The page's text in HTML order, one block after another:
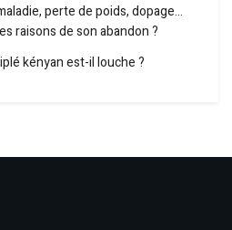
perte de poids, dopage…
raisons de son abandon ?
kényan est-il louche ?